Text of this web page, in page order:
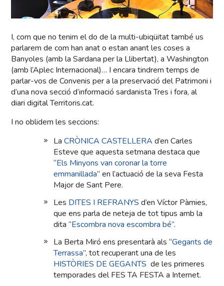
I, com que no tenim el do de la multi-ubiqüitat també us
parlarem de com han anat o estan anant les coses a
Banyoles (amb la Sardana per la Llibertat), a Washington
(amb l’Aplec Internacional)… I encara tindrem temps de
parlar-vos de Convenis per a la preservació del Patrimoni i
d’una nova secció d’informació sardanista Tres i fora, al
diari digital Territoris.cat.
I no oblidem les seccions:
LaCRÒNICA CASTELLERA d’en Carles
Esteve que aquesta setmana destaca que
“Els Minyons van coronar la torre
emmanillada” en l’actuació de la seva Festa
Major de Sant Pere.
Les DITES I REFRANYS d’en Víctor Pàmies,
que ens parla de neteja de tot tipus amb la
dita “Escombra nova escombra bé”.
La Berta Miró ens presentarà als “Gegants de
Terrassa”, tot recuperant una de les
HISTÒRIES DE GEGANTS de les primeres
temporades del FES TA FESTA a Internet.